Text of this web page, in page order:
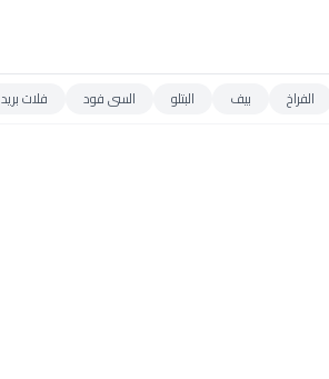
الفراخ بيف البتلو السى فود فلات بريد